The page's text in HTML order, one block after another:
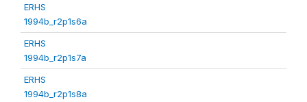
ERHS
1994b_r2p1s6a
ERHS
1994b_r2p1s7a
ERHS
1994b_r2p1s8a